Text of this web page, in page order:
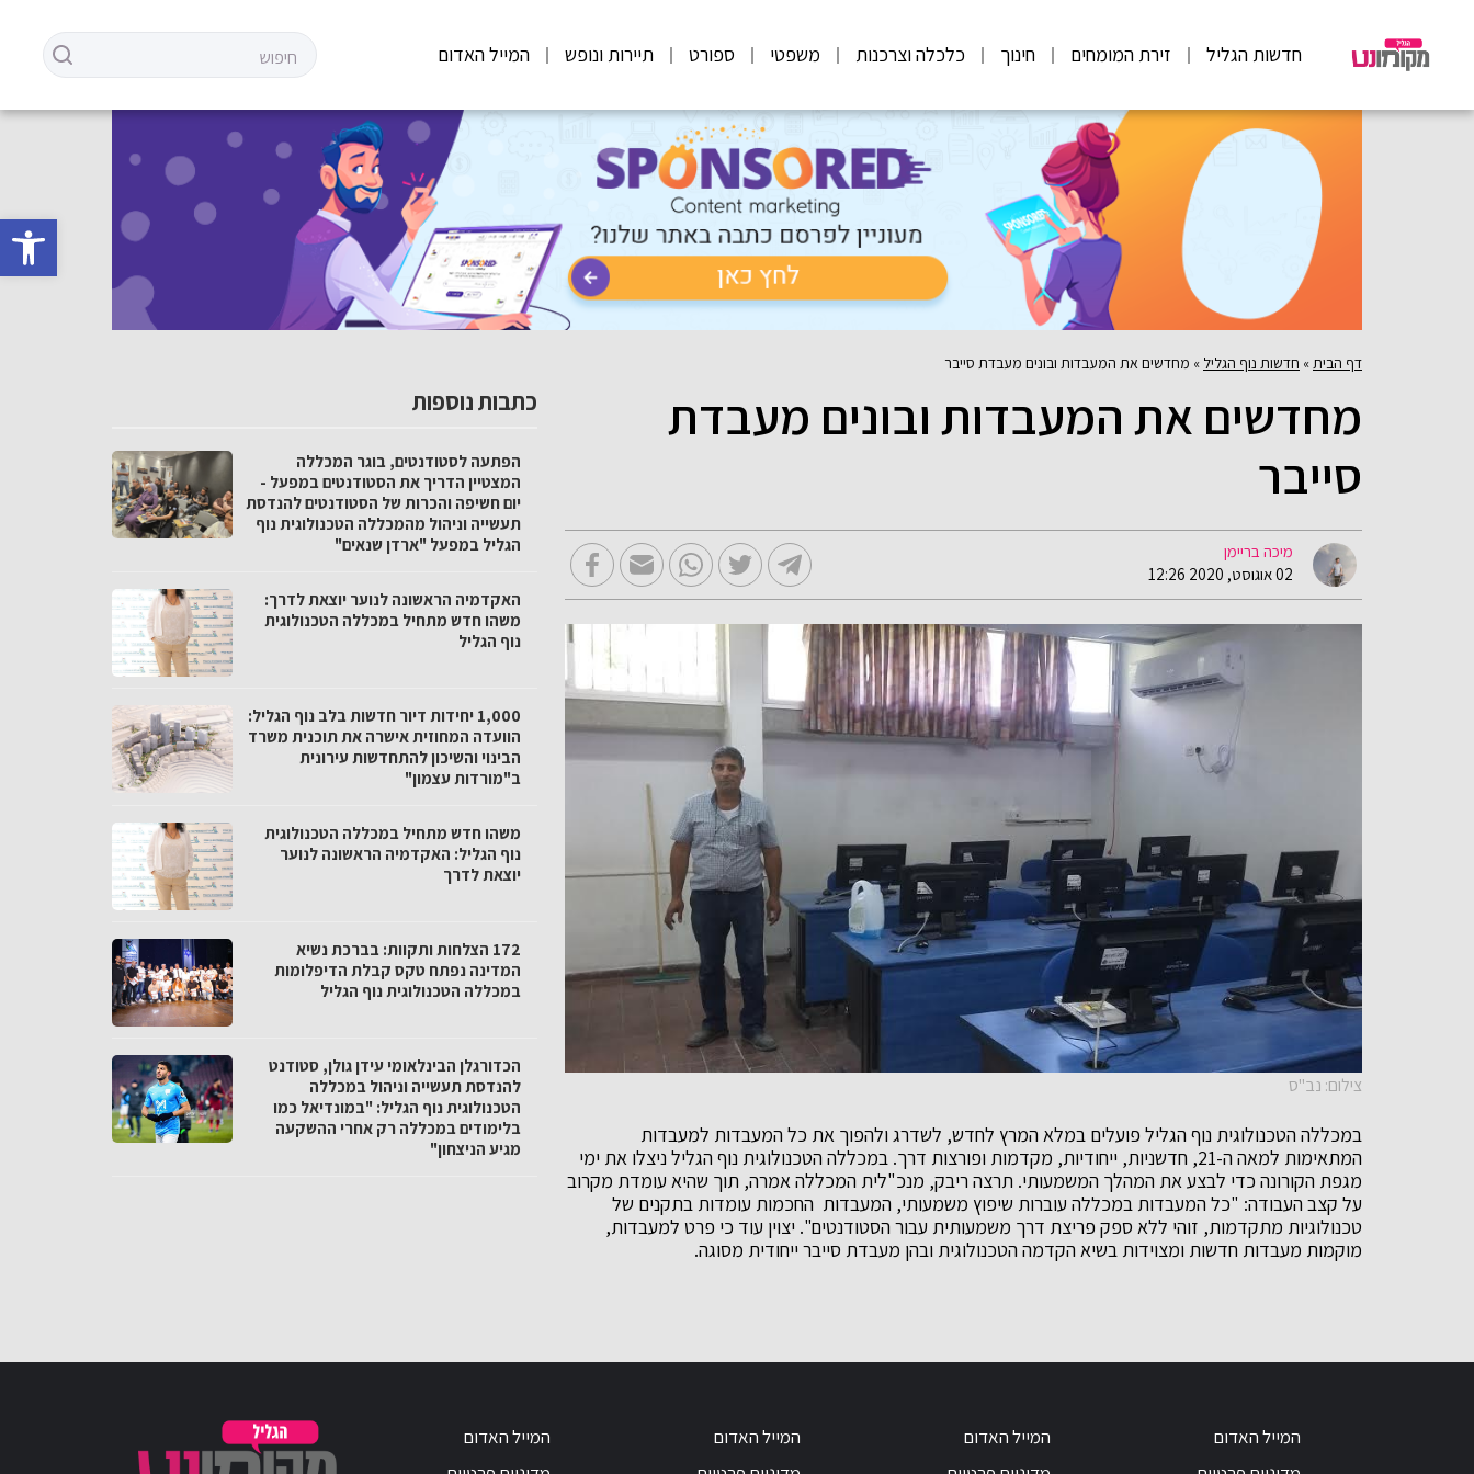
פתח
חדשות הגליל זירת המומחים חינוך כלכלה וצרכנות משפטי ספורט תיירות ונופש המייל האדום
דף הבית » חדשות נוף הגליל » מחדשים את המעבדות ובונים מעבדת סייבר
מחדשים את המעבדות ובונים מעבדת
סייבר
מיכה בריימן
02 אוגוסט, 2020 12:26
צילום: נב''ס
במכללה הטכנולוגית נוף הגליל פועלים במלא המרץ לחדש, לשדרג ולהפוך את כל המעבדות למעבדות
המתאימות למאה ה-21, חדשניות, ייחודיות, מקדמות ופורצות דרך. במכללה הטכנולוגית נוף הגליל ניצלו את ימי
מגפת הקורונה כדי לבצע את המהלך המשמעותי. תרצה ריבק, מנכ"לית המכללה אמרה, תוך שהיא עומדת מקרוב
על קצב העבודה: "כל המעבדות במכללה עוברות שיפוץ משמעותי, המעבדות החכמות עומדות בתקנים של
טכנולוגיות מתקדמות, זוהי ללא ספק פריצת דרך משמעותית עבור הסטודנטים". יצוין עוד כי פרט למעבדות,
מוקמות מעבדות חדשות ומצוידות בשיא הקדמה הטכנולוגית ובהן מעבדת סייבר ייחודית מסוגה.
כתבות נוספות
הפתעה לסטודנטים, בוגר המכללה
המצטיין הדריך את הסטודנטים במפעל -
יום חשיפה והכרות של הסטודנטים להנדסת
תעשייה וניהול מהמכללה הטכנולוגית נוף
הגליל במפעל "ארדן שנאים"
האקדמיה הראשונה לנוער יוצאת לדרך:
משהו חדש מתחיל במכללה הטכנולוגית
נוף הגליל
1,000 יחידות דיור חדשות בלב נוף הגליל:
הוועדה המחוזית אישרה את תוכנית משרד
הבינוי והשיכון להתחדשות עירונית
ב"מורדות עצמון"
משהו חדש מתחיל במכללה הטכנולוגית
נוף הגליל: האקדמיה הראשונה לנוער
יוצאת לדרך
172 הצלחות ותקוות: בברכת נשיא
המדינה נפתח טקס קבלת הדיפלומות
במכללה הטכנולוגית נוף הגליל
הכדורגלן הבינלאומי עידן גולן, סטודנט
להנדסת תעשייה וניהול במכללה
הטכנולוגית נוף הגליל: "במונדיאל כמו
בלימודים במכללה רק אחרי ההשקעה
מגיע הניצחון"
המייל האדום
המייל האדום
המייל האדום
המייל האדום